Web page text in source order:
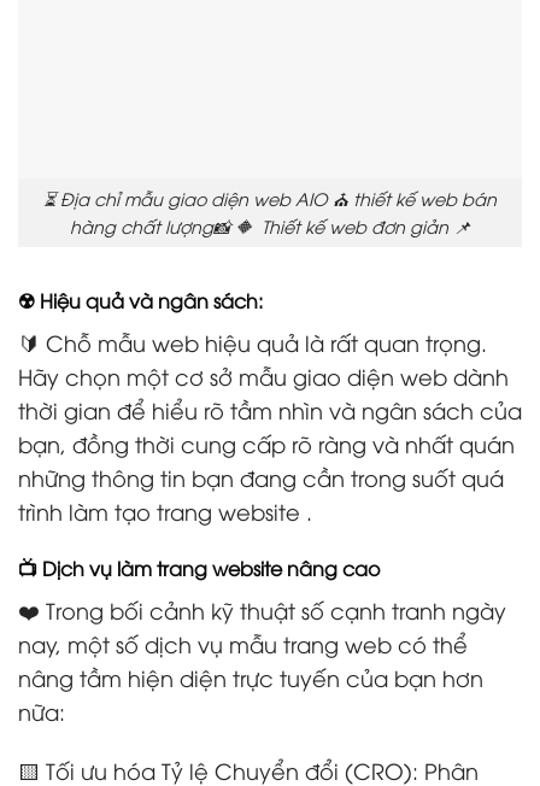
⏳ Địa chỉ mẫu giao diện web AIO ⛪ thiết kế web bán
hàng chất lượng📸 🔶 Thiết kế web đơn giản 📌
☢️ Hiệu quả và ngân sách:
🔰 Chỗ mẫu web hiệu quả là rất quan trọng.
Hãy chọn một cơ sở mẫu giao diện web dành
thời gian để hiểu rõ tầm nhìn và ngân sách của
bạn, đồng thời cung cấp rõ ràng và nhất quán
những thông tin bạn đang cần trong suốt quá
trình làm tạo trang website .
📺 Dịch vụ làm trang website nâng cao
❤️ Trong bối cảnh kỹ thuật số cạnh tranh ngày
nay, một số dịch vụ mẫu trang web có thể
nâng tầm hiện diện trực tuyến của bạn hơn
nữa:
🟨 Tối ưu hóa Tỷ lệ Chuyển đổi (CRO): Phân